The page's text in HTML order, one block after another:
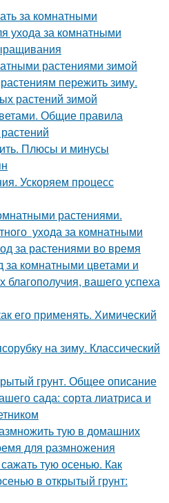
за комнатными
ухода за комнатными
растениями зимой
пережить зиму.
растений зимой
Общие правила
Плюсы и минусы
Ускоряем процесс
растениями.
ухода за комнатными
за растениями во время
за комнатными цветами и
благополучия, вашего успеха
его применять. Химический
на зиму. Классический
грунт. Общее описание
сада: сорта лиатриса и
тую в домашних
для размножения
тую осенью. Как
в открытый грунт: